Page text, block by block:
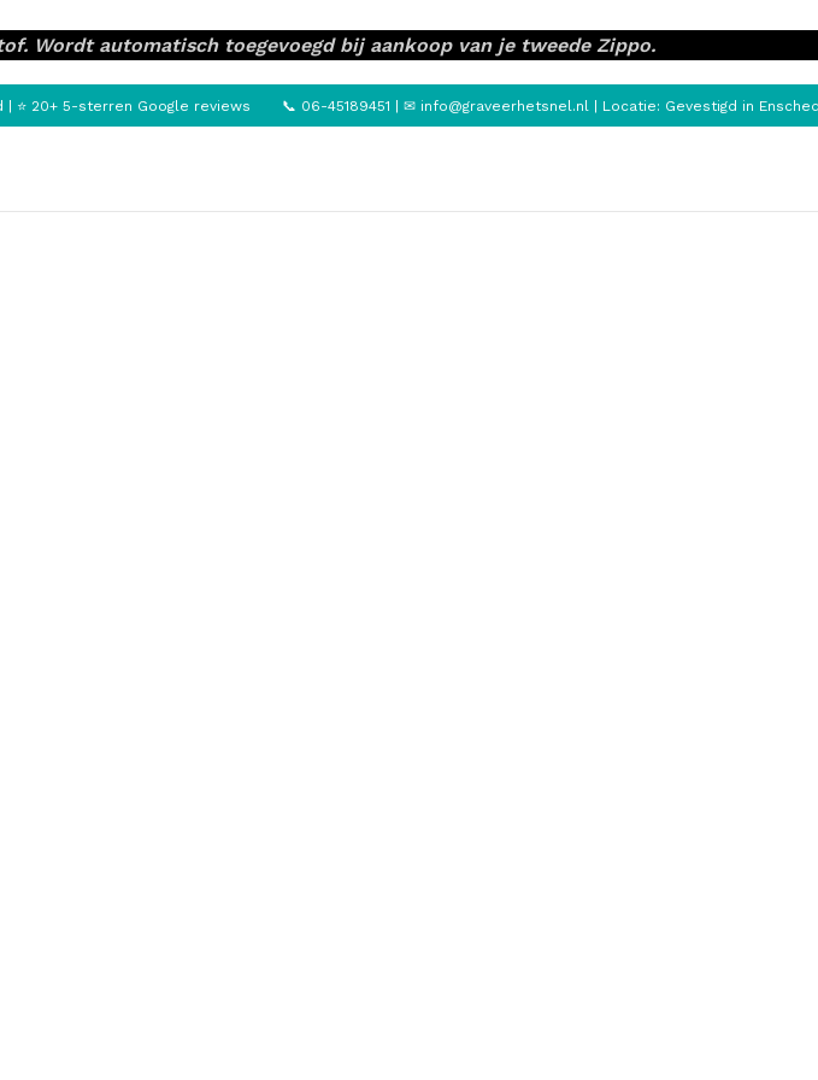
Wordt automatisch toegevoegd bij aankoop van je tweede Zippo.
| ⭐ 20+ 5-sterren Google reviews 📞 06-45189451 | ✉ info@graveerhetsnel.nl | Locatie: Gevestigd in